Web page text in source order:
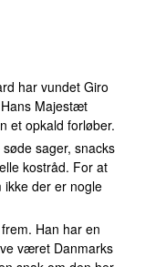
har vundet Giro
Majestæt
et opkald forløber.
sager, snacks
kostråd. For at
der er nogle
Han har en
været Danmarks